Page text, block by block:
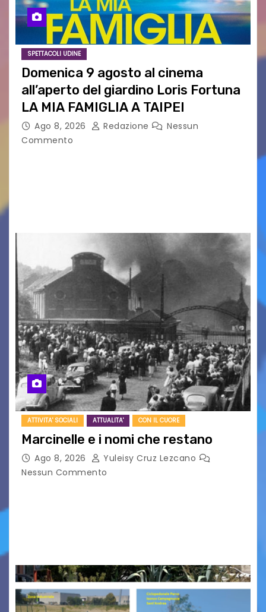
SPETTACOLI UDINE
Domenica 9 agosto al cinema
all’aperto del giardino Loris Fortuna
LA MIA FAMIGLIA A TAIPEI
Ago 8, 2026 Redazione
Nessun
Commento
ATTIVITA' SOCIALI ATTUALITA' CON IL CUORE
Marcinelle e i nomi che restano
Ago 8, 2026
Yuleisy Cruz Lezcano
Nessun Commento